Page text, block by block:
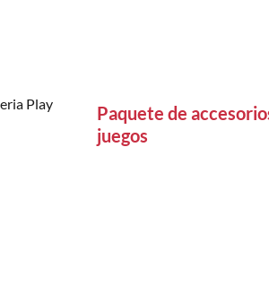
Paquete de
juegos